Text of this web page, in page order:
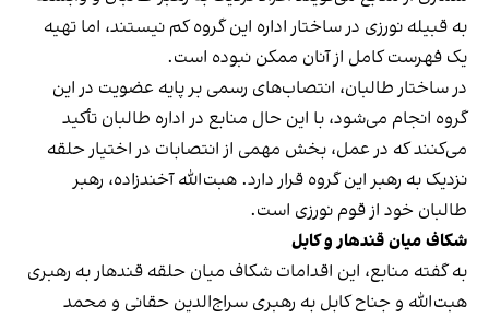
به قبیله نورزی در ساختار اداره این گروه کم نیستند، اما تهیه
یک فهرست کامل از آنان ممکن نبوده است.
در ساختار طالبان، انتصاب‌های رسمی بر پایه عضویت در این
گروه انجام می‌شود، با این حال منابع در اداره طالبان تأکید
می‌کنند که در عمل، بخش مهمی از انتصابات در اختیار حلقه
نزدیک به رهبر این گروه قرار دارد. هبت‌الله آخندزاده، رهبر
طالبان خود از قوم نورزی است.
شکاف میان قندهار و کابل
به گفته منابع، این اقدامات شکاف میان حلقه قندهار به رهبری
هبت‌الله و جناح کابل به رهبری سراج‌الدین حقانی و محمد